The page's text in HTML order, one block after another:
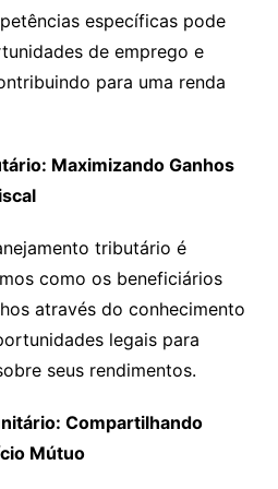
específicas pode
de emprego e
para uma renda
Maximizando Ganhos
tributário é
como os beneficiários
através do conhecimento
legais para
seus rendimentos.
Compartilhando
Mútuo